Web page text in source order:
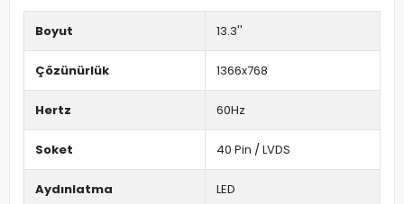
Boyut 13.3''
Çözünürlük 1366x768
Hertz 60Hz
Soket 40 Pin / LVDS
Aydınlatma LED